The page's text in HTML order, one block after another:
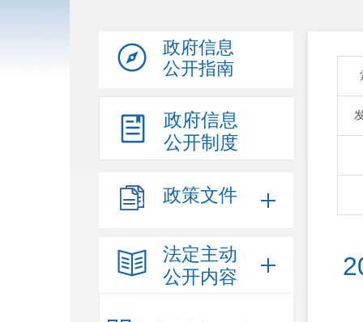
政府信息
公开指南
政府信息
公开制度
政策文件
法定主动
公开内容